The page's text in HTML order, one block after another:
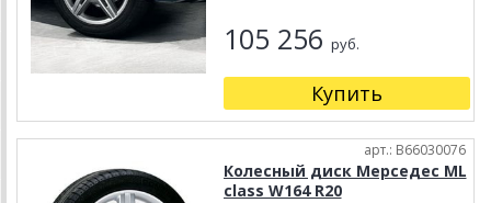
105 256 руб.
Купить
арт.: B66030076
Колесный диск Мерседес ML
class W164 R20